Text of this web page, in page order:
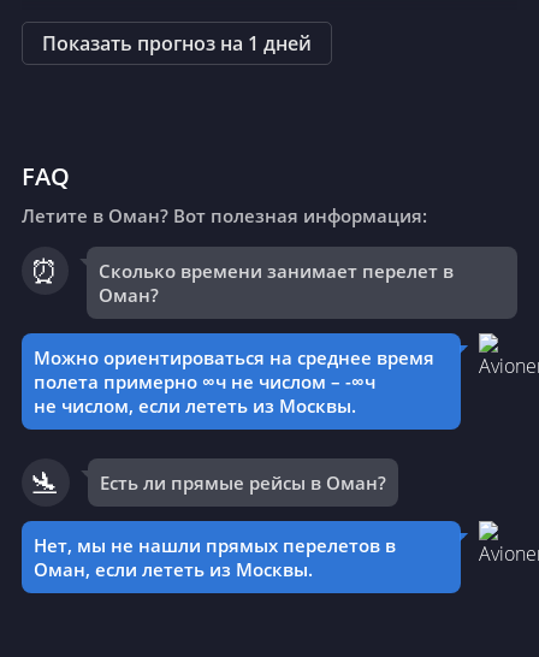
Показать прогноз на 1 дней
FAQ
Летите в Оман? Вот полезная информация:
⏰
Сколько времени занимает перелет в
Оман?
Можно ориентироваться на среднее время
полета примерно ∞ч не числом – -∞ч
не числом, если лететь из Москвы.
🛬 Есть ли прямые рейсы в Оман?
Нет, мы не нашли прямых перелетов в
Оман, если лететь из Москвы.